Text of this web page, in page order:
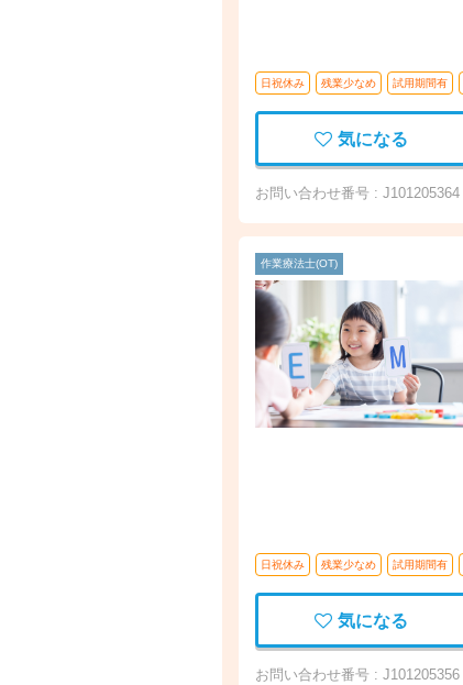
日祝休み 残業少なめ 試用期間有
気になる
お問い合わせ番号 : J101205364
作業療法士(OT)
日祝休み 残業少なめ 試用期間有
気になる
お問い合わせ番号 : J101205356